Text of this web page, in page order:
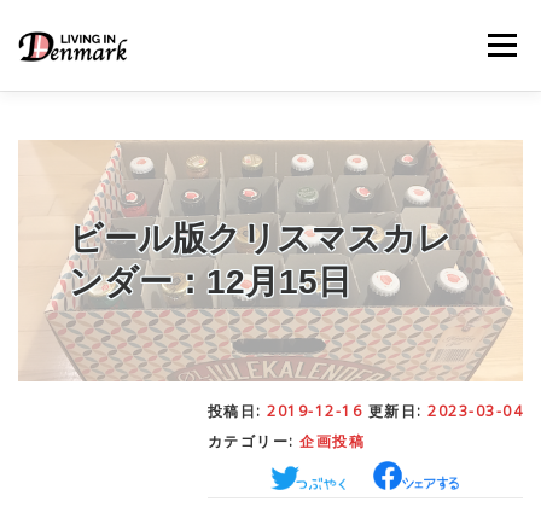
メニュー
LIFE TIPS – 生活便利帳 FOOD– ごはん事情
STUDY– 留学関連情報
WORK– デンマークの働き方
– 日本人の考察
ビール版クリスマスカレ
ンダー：12月15日
投稿日: 2019-12-16 更新日: 2023-03-04
カテゴリー: 企画投稿